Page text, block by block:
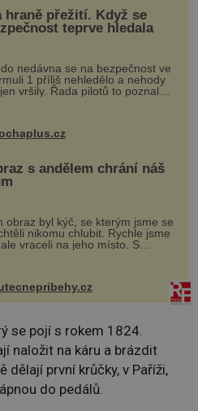
hraně přežití. Když se
teprve hledala
nedávna se na bezpečnost ve
1 příliš nehledělo a nehody
vršily. Řada pilotů to poznala
kůži, často s trvalými
nebo bohužel i ztrátou
Dnes nepochopiteln...
s andělem chrání náš
obraz byl kýč, se kterým jsme se
nikomu chlubit. Rychle jsme
vraceli na jeho místo. S
Vaškem jsme si pořídili
takový domek na severu
kde jsme si naplánova...
se pojí s rokem 1824.
naložit na káru a brázdit
první krůčky, v Paříži,
do pedálů.